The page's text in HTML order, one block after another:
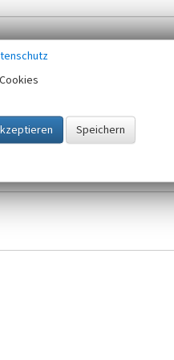
gespeichert und
gültigen Europäischen